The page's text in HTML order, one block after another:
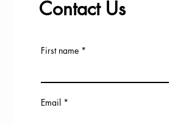
Contact Us
First name
Email